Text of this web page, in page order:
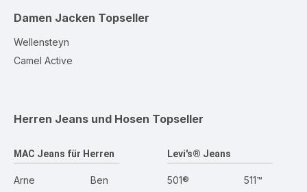
Damen Jacken Topseller
Wellensteyn
Camel Active
Herren Jeans und Hosen Topseller
MAC Jeans für Herren
Arne
Ben
Levi's® Jeans
501® 511™